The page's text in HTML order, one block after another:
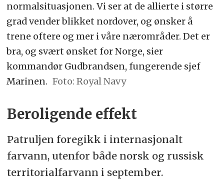
normalsituasjonen. Vi ser at de allierte i større
grad vender blikket nordover, og ønsker å
trene oftere og mer i våre nærområder. Det er
bra, og svært ønsket for Norge, sier
kommandør Gudbrandsen, fungerende sjef
Marinen.
Royal Navy
Beroligende effekt
Patruljen foregikk i internasjonalt
farvann, utenfor både norsk og russisk
territorialfarvann i september.